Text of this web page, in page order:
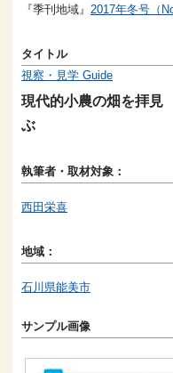
『季刊地域』 2017年冬号（
タイトル
視察・見学 Guide
現代的小農の畑を拝
ぶ
執筆者・取材対象：
西田栄喜
地域：
石川県能美市
サンプル画像